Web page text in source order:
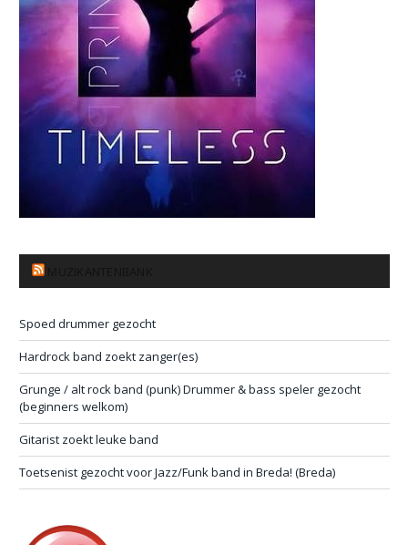
Spoed drummer gezocht
Hardrock band zoekt zanger(es)
Grunge / alt rock band (punk) Drummer & bass speler gezocht
(beginners welkom)
Gitarist zoekt leuke band
Toetsenist gezocht voor Jazz/Funk band in Breda! (Breda)